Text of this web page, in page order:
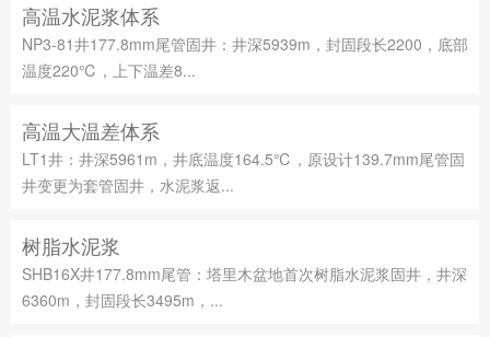
高温水泥浆体系
NP3-81井177.8mm尾管固井：井深5939m，封固段长2200，底部
温度220℃，上下温差8...
高温大温差体系
LT1井：井深5961m，井底温度164.5℃，原设计139.7mm尾管固
井变更为套管固井，水泥浆返...
树脂水泥浆
SHB16X井177.8mm尾管：塔里木盆地首次树脂水泥浆固井，井深
6360m，封固段长3495m，...